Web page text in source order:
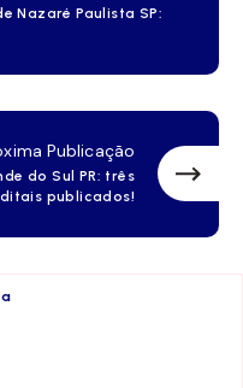
Nazaré Paulista SP:
Publicação
do Sul PR: três
publicados!